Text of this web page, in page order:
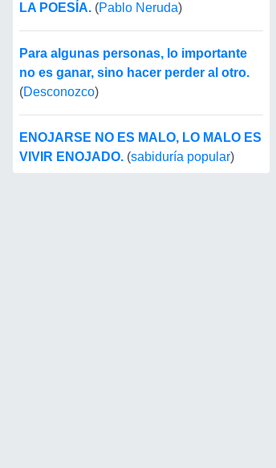
LA POESÍA. (Pablo Neruda)
Para algunas personas, lo importante
no es ganar, sino hacer perder al otro.
(Desconozco)
ENOJARSE NO ES MALO, LO MALO ES
VIVIR ENOJADO. (sabiduría popular)